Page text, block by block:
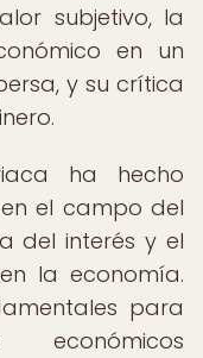
subjetivo, la
en un
y su crítica
ha hecho
el campo del
del interés y el
la economía.
para
económicos